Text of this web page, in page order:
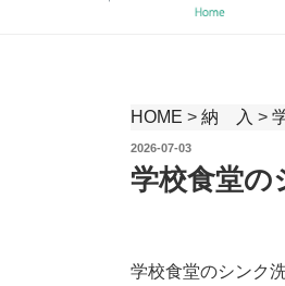
HOME > 納 入 >
投
稿
日:
2026-07-03
学校食堂の
学校食堂のシンク